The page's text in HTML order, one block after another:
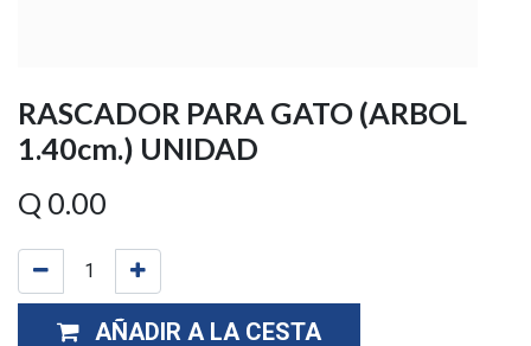
RASCADOR PARA GATO (ARBOL
1.40cm.) UNIDAD
Q 0.00
AÑADIR A LA CESTA